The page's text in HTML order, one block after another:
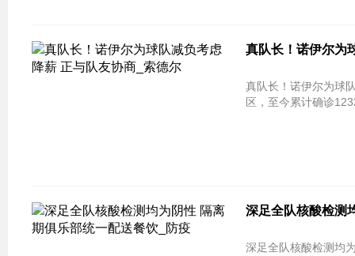
真队长！诺伊尔为
真队长！诺伊尔为球队减负考虑
区，至今累计确诊
深足全队核酸检测
深足全队核酸检测均